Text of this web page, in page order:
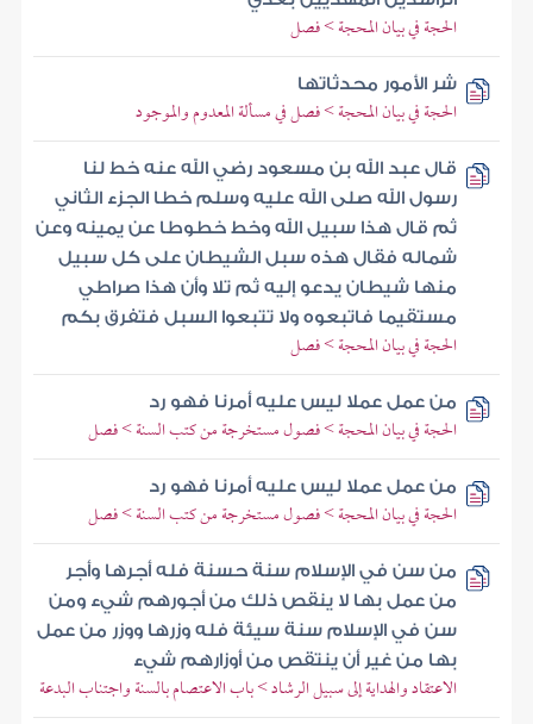
الحجة في بيان المحجة > فصل
شر الأمور محدثاتها
الحجة في بيان المحجة > فصل في مسألة المعدوم والموجود
قال عبد الله بن مسعود رضي الله عنه خط لنا
رسول الله صلى الله عليه وسلم خطا الجزء الثاني
ثم قال هذا سبيل الله وخط خطوطا عن يمينه وعن
شماله فقال هذه سبل الشيطان على كل سبيل
منها شيطان يدعو إليه ثم تلا وأن هذا صراطي
مستقيما فاتبعوه ولا تتبعوا السبل فتفرق بكم
الحجة في بيان المحجة > فصل
من عمل عملا ليس عليه أمرنا فهو رد
الحجة في بيان المحجة > فصول مستخرجة من كتب السنة > فصل
من عمل عملا ليس عليه أمرنا فهو رد
الحجة في بيان المحجة > فصول مستخرجة من كتب السنة > فصل
من سن في الإسلام سنة حسنة فله أجرها وأجر
من عمل بها لا ينقص ذلك من أجورهم شيء ومن
سن في الإسلام سنة سيئة فله وزرها ووزر من عمل
بها من غير أن ينتقص من أوزارهم شيء
الاعتقاد والهداية إلى سبيل الرشاد > باب الاعتصام بالسنة واجتناب البدعة